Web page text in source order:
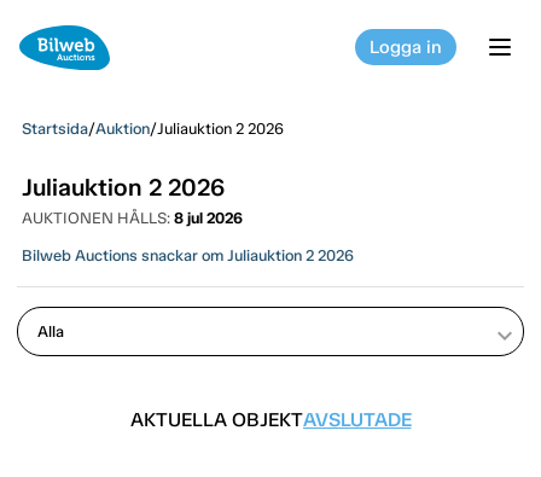
Logga in
Startsida/Auktion/ Juliauktion 2 2026
Juliauktion 2 2026
AUKTIONEN HÅLLS: 8 jul 2026
Bilweb Auctions snackar om Juliauktion 2 2026
keyboard_arrow_down
AKTUELLA OBJEKTAVSLUTADE